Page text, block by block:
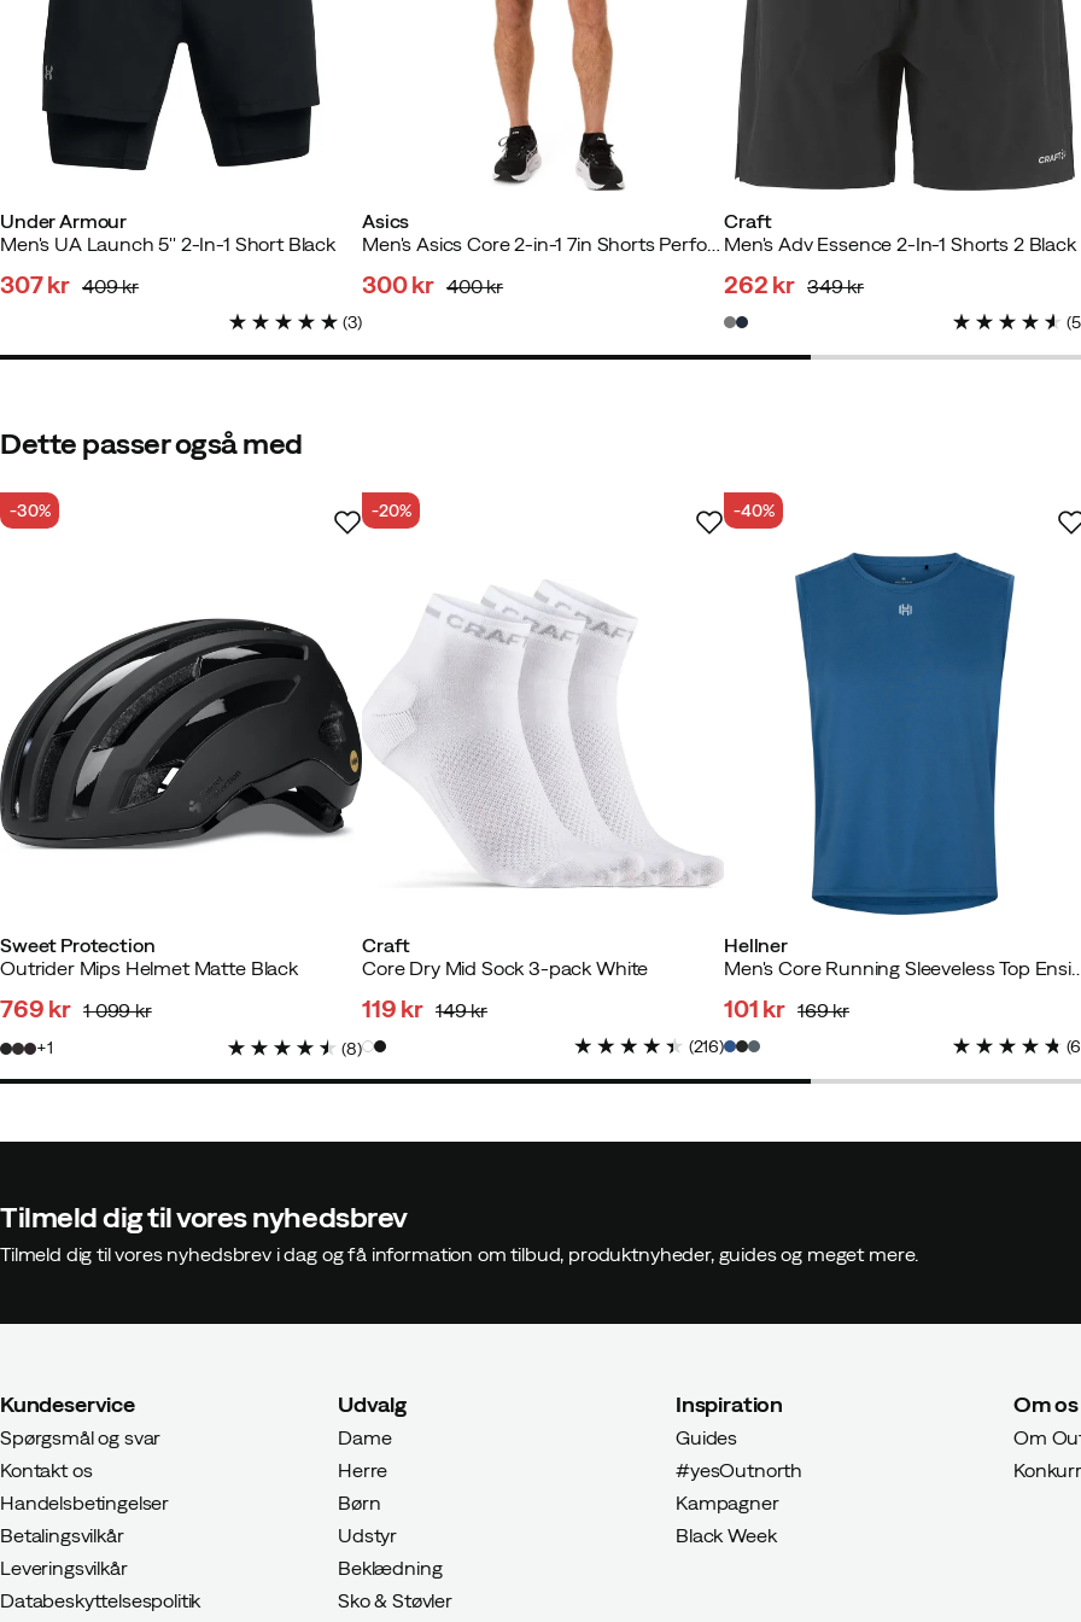
Under Armour
Men's UA Launch 5'' 2-In-1 Short Black
307 kr 409 kr
(3)
Asics
Men's Asics Core 2-in-1 7in Shorts Performance Black/Performance Black
300 kr 400 kr
Craft
Men's Adv Essence 2-In-1 Shorts 2 Black
discounted
price
262 kr
original
price
349 kr
(5
Dette passer også med
Sweet Protection
Outrider Mips Helmet Matte Black
-30%
price
769 kr
price
1 099 kr
1 (8)
Craft
Core Dry Mid Sock 3-pack White
-20%
discounted
price
119 kr
original
price
149 kr
(216)
Hellner
Men's Core Running
-40%
discounted
price
101 kr
original
price
169 kr
(6
Tilmeld dig til vores nyhedsbrev
Tilmeld dig til vores nyhedsbrev i dag og få information om tilbud, produktnyheder, guides og meget mere.
Kundeservice
Spørgsmål og svar
Kontakt os
Handelsbetingelser
Betalingsvilkår
Leveringsvilkår
Databeskyttelsespolitik
Udvalg
Dame
Herre
Børn
Udstyr
Beklædning
Sko & Støvler
Inspiration
Guides
#yesOutnorth
Kampagner
Black Week
Om os
Om